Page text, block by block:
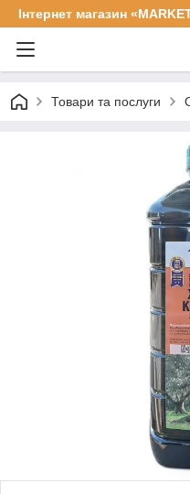
Інтернет магазин
Товари та послуги